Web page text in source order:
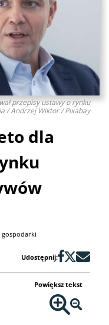
przepisy ustawy o rynku
/ Andrzej Wiktor / Pixabay
dla
Udostępnij:
Powiększ tekst